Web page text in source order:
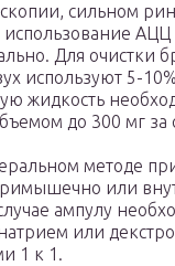
сильном
использование АЦЦ
Для очистки
используют 5-
жидкость
до 300 мг за
методе
или
ампулу
или
1 к 1.